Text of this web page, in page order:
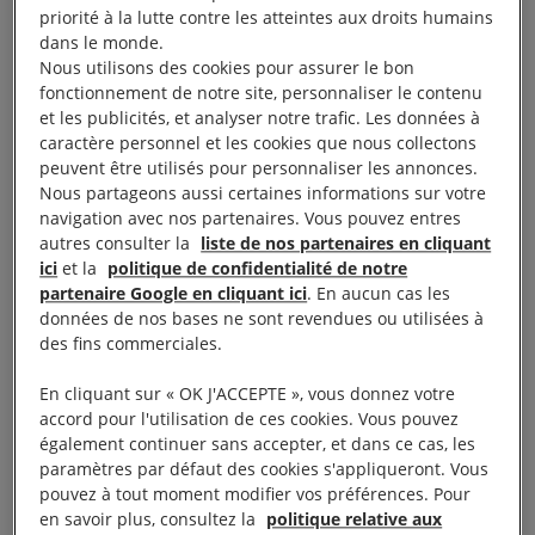
de manifester,… Depuis plusieurs mois aussi nous
remontent des signalements pour violences, tant de
la part de certains manifestants que des forces de
l’ordre.
À lire aussi :
France : état d’urgence pérennisé, arsenal
antiterroriste modifié, à quel prix ?
Face à cette situation, Amnesty International a
décidé d’enquêter de manière approfondie sur ces
possibles violations du droit de manifester dans une
nous avons décidé de déployer des équipes
d’observateurs dans un certain nombre de
manifestations potentiellement « à risque ». Depuis
le 28 juin 2016, nos équipes ont observé plusieurs
priorité à la lutte contre les atteintes aux droits humains
dans le monde.
Nous utilisons des cookies pour assurer le bon
fonctionnement de notre site, personnaliser le contenu
et les publicités, et analyser notre trafic. Les données à
caractère personnel et les cookies que nous collectons
peuvent être utilisés pour personnaliser les annonces.
Nous partageons aussi certaines informations sur votre
navigation avec nos partenaires. Vous pouvez entres
autres consulter la liste de nos partenaires en cliquant
ici et la politique de confidentialité de notre
partenaire Google en cliquant ici. En aucun cas les
données de nos bases ne sont revendues ou utilisées à
des fins commerciales.
En cliquant sur « OK J'ACCEPTE », vous donnez votre
accord pour l'utilisation de ces cookies. Vous pouvez
également continuer sans accepter, et dans ce cas, les
paramètres par défaut des cookies s'appliqueront. Vous
pouvez à tout moment modifier vos préférences. Pour
en savoir plus, consultez la politique relative aux